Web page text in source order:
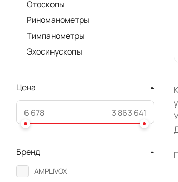
Отоскопы
Риноманометры
Тимпанометры
Эхосинускопы
Цена
Бренд
AMPLIVOX